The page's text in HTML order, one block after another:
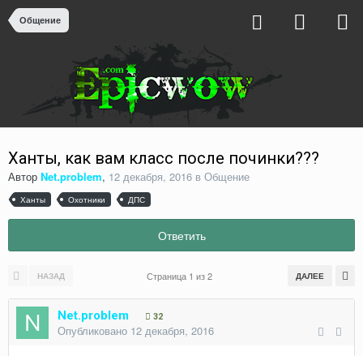
Общение
Ханты, как вам класс после починки???
Автор Net.problem, 12 декабря, 2016 в Общение
Ханты Охотники ДПС
Ответить
НАЗАД ДАЛЕЕ
Страница 1 из 2
Net.problem 32
Опубликовано 12 декабря, 2016